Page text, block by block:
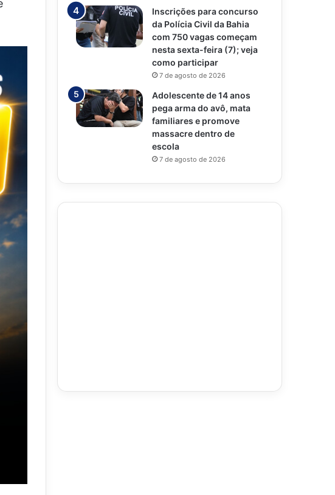
Inscrições para concurso
da Polícia Civil da Bahia
com 750 vagas começam
nesta sexta-feira (7); veja
como participar
7 de agosto de 2026
Adolescente de 14 anos
pega arma do avô, mata
familiares e promove
massacre dentro de
escola
7 de agosto de 2026